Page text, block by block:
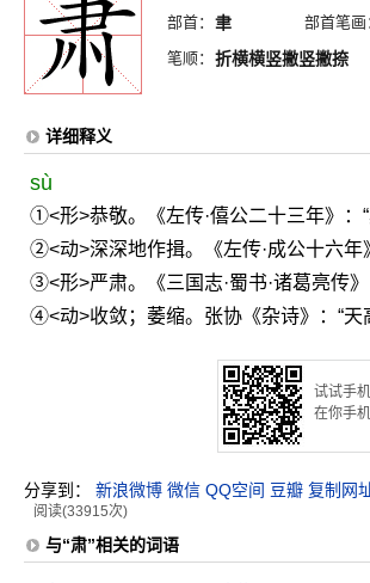
部首： 聿 部首笔画
笔顺： 折横横竖撇竖撇捺
详细释义
sù
①<形>恭敬。《左传·僖公二十三年》：
②<动>深深地作揖。《左传·成公十六年
③<形>严肃。《三国志·蜀书·诸葛亮传》
④<动>收敛；萎缩。张协《杂诗》：“天
试试手
在你手
分享到： 新浪微博 微信 QQ空间 豆瓣 复制网
阅读(33915次)
与“肃”相关的词语